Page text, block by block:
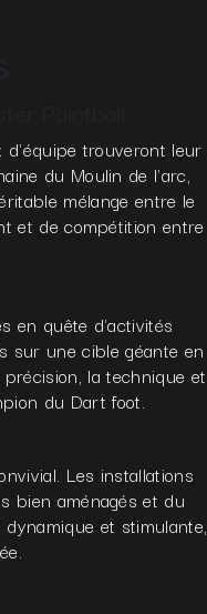
trouveront leur
du Moulin de l'arc,
mélange entre le
et de compétition entre
en quête d'activités
sur une cible géante en
la technique et
du Dart foot.
Les installations
bien aménagés et du
et stimulante,